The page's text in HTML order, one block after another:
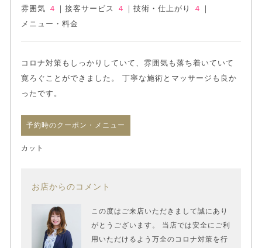
雰囲気 ４ ｜接客サービス ４ ｜技術・仕上がり ４
｜
メニュー・料金
コロナ対策もしっかりしていて、雰囲気も落ち着いていて
寛ろぐことができました。 丁寧な施術とマッサージも良か
ったです。
予約時のクーポン・メニュー
カット
お店からのコメント
この度はご来店いただきまして誠にあり
がとうございます。 当店では安全にご利
用いただけるよう万全のコロナ対策を行